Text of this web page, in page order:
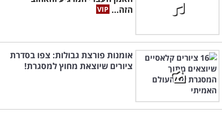
הזה...
אומנות פורצת גבולות: צפו בסדרת
ציורים שיוצאת מחוץ למסגרת!